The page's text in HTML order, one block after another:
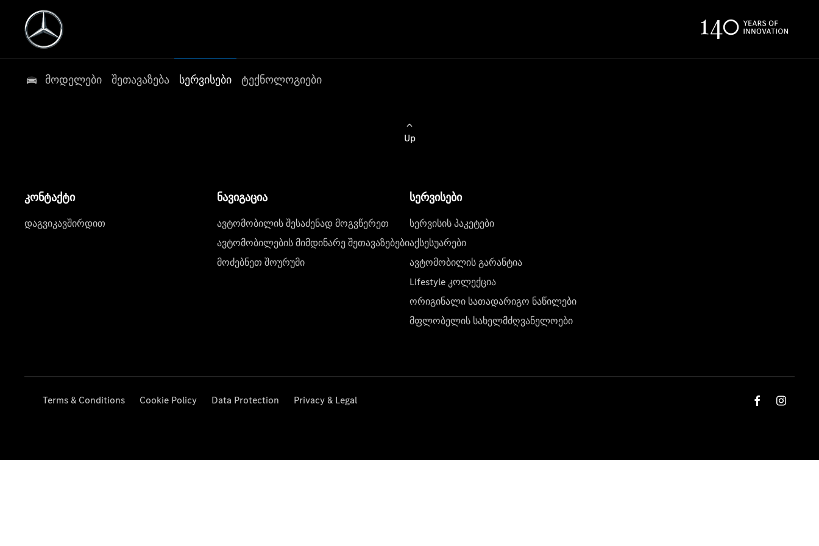
მოდელები შეთავაზება სერვისები ტექნოლოგიები
Up
კონტაქტი
დაგვიკავშირდით
ნავიგაცია
ავტომობილის შესაძენად მოგვწერეთ
ავტომობილების მიმდინარე შეთავაზებები
მოძებნეთ შოურუმი
სერვისები
სერვისის პაკეტები
აქსესუარები
ავტომობილის გარანტია
Lifestyle კოლექცია
ორიგინალი სათადარიგო ნაწილები
მფლობელის სახელმძღვანელოები
Terms & Conditions Cookie Policy Data Protection Privacy & Legal